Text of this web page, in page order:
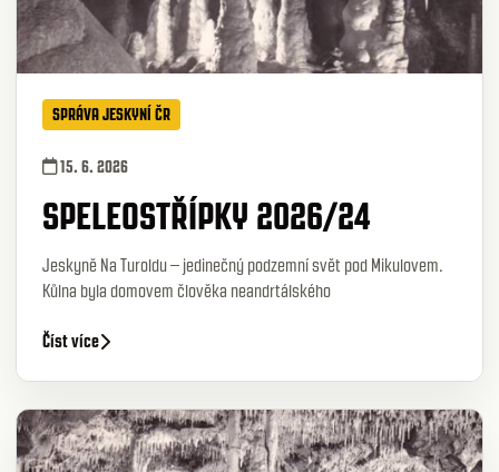
SPRÁVA JESKYNÍ ČR
15. 6. 2026
SPELEOSTŘÍPKY 2026/24
Jeskyně Na Turoldu – jedinečný podzemní svět pod Mikulovem.
Kůlna byla domovem člověka neandrtálského
Číst více